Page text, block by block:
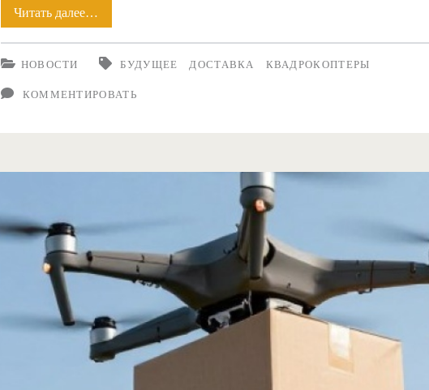
Читать далее…
необычными
способами
можно
НОВОСТИ БУДУЩЕЕ ДОСТАВКА КВАДРОКОПТЕРЫ
КОММЕНТИРОВАТЬ